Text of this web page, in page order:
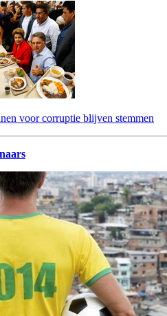
voor corruptie blijven stemmen